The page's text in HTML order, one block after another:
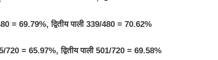
= 69.79%, द्वितीय पाली 339/480 = 70.62%
720 = 65.97%, द्वितीय पाली 501/720 = 69.58%